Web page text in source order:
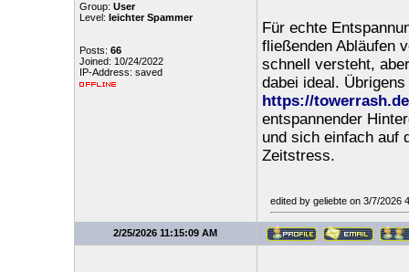
Group: User
Level: leichter Spammer
Posts: 66
Joined: 10/24/2022
IP-Address: saved
Für echte
fließenden Abläufen
schnell versteht,
dabei ideal.
https://
entspannender
und sich einfach auf
Zeitstress.
edited by geliebte on 3/7/2026
2/25/2026 11:15:09 AM